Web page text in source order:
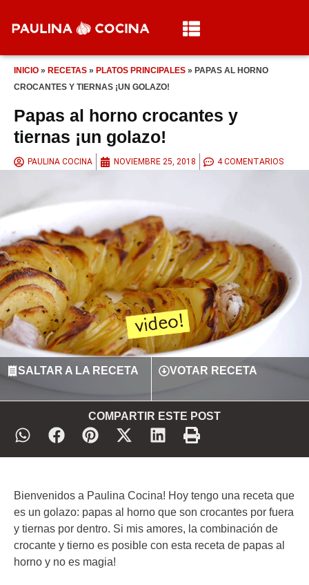
INICIO » RECETAS » PLATOS PRINCIPALES » PAPAS AL HORNO
CROCANTES Y TIERNAS ¡UN GOLAZO!
Papas al horno crocantes y
tiernas ¡un golazo!
PAULINA COCINA NOVIEMBRE 25, 2018 4 COMENTARIOS
SALTAR A LA RECETA VOTAR RECETA
COMPARTIR ESTE POST
Bienvenidos a Paulina Cocina! Hoy tengo una receta que
es un golazo: papas al horno que son crocantes por fuera
y tiernas por dentro. Si mis amores, la combinación de
crocante y tierno es posible con esta receta de papas al
horno y no es magia!